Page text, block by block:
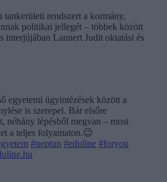
tankerületi rendszert a kormány,
politikai jellegét – többek között
interjújában Lannert Judit oktatási és
egyetemi ügyintézések között a
is szerepel. Bár elsőre
néhány lépésből megvan – most
a teljes folyamaton.😉
#neptun #eduline #foryou